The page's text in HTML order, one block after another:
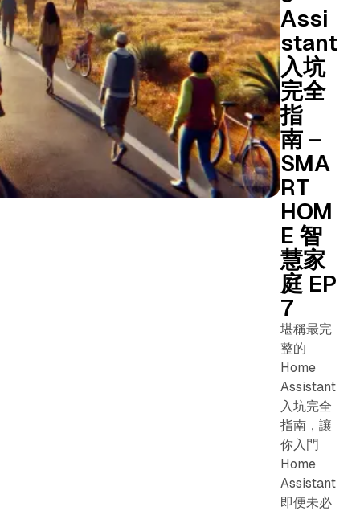
Assi
stant
入坑
完全
指
南 –
SMA
RT
HOM
E 智
慧家
庭 EP
7
堪稱最完
整的
Home
Assistant
入坑完全
指南，讓
你入門
Home
Assistant
即便未必